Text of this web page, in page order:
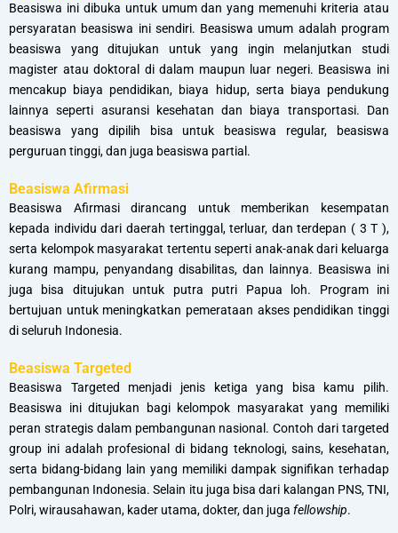
Beasiswa ini dibuka untuk umum dan yang memenuhi kriteria atau
persyaratan beasiswa ini sendiri. Beasiswa umum adalah program
beasiswa yang ditujukan untuk yang ingin melanjutkan studi
magister atau doktoral di dalam maupun luar negeri. Beasiswa ini
mencakup biaya pendidikan, biaya hidup, serta biaya pendukung
lainnya seperti asuransi kesehatan dan biaya transportasi. Dan
beasiswa yang dipilih bisa untuk beasiswa regular, beasiswa
perguruan tinggi, dan juga beasiswa partial.
Beasiswa Afirmasi
Beasiswa Afirmasi dirancang untuk memberikan kesempatan
kepada individu dari daerah tertinggal, terluar, dan terdepan ( 3 T ),
serta kelompok masyarakat tertentu seperti anak-anak dari keluarga
kurang mampu, penyandang disabilitas, dan lainnya. Beasiswa ini
juga bisa ditujukan untuk putra putri Papua loh. Program ini
bertujuan untuk meningkatkan pemerataan akses pendidikan tinggi
di seluruh Indonesia.
Beasiswa Targeted
Beasiswa Targeted menjadi jenis ketiga yang bisa kamu pilih.
Beasiswa ini ditujukan bagi kelompok masyarakat yang memiliki
peran strategis dalam pembangunan nasional. Contoh dari targeted
group ini adalah profesional di bidang teknologi, sains, kesehatan,
serta bidang-bidang lain yang memiliki dampak signifikan terhadap
pembangunan Indonesia. Selain itu juga bisa dari kalangan PNS, TNI,
Polri, wirausahawan, kader utama, dokter, dan juga fellowship.